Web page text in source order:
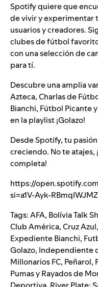
Spotify quiere que
de vivir y experimentar
usuarios y creadores.
clubes de fútbol
con una selección de
para tí.
Descubre una amplia
Azteca,Charlas de
Bianchi, Fútbol Picante
en la playlist¡Golazo!
Desde Spotify, tu
creciendo. No te atajes,
completa!
https://
si=a1V-Ayk-
Tags:AFA, Bolívia Talk
Club América,Cruz Azul,
Expediente Bianchi,
Golazo, Independiente
Millonarios FC, Peñarol,
Pumas y Rayados de